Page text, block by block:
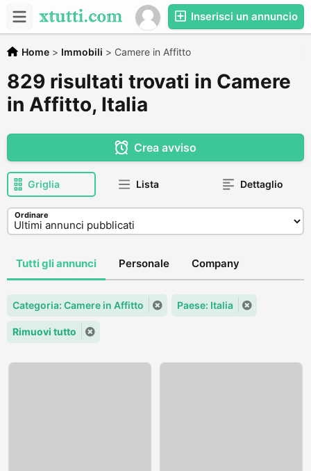
Inserisci un annuncio
Home > Immobili > Camere in Affitto
829 risultati trovati in Camere
in Affitto, Italia
Crea avviso
Griglia Lista Dettaglio
Ordinare
Tutti gli annunci Personale Company
Categoria: Camere in Affitto Paese: Italia
Rimuovi tutto